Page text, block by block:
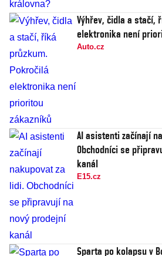
Výhřev, čidla a stačí,
elektronika není
Auto.cz
AI asistenti začínají
Obchodníci se
kanál
E15.cz
Sparta po kolapsu v